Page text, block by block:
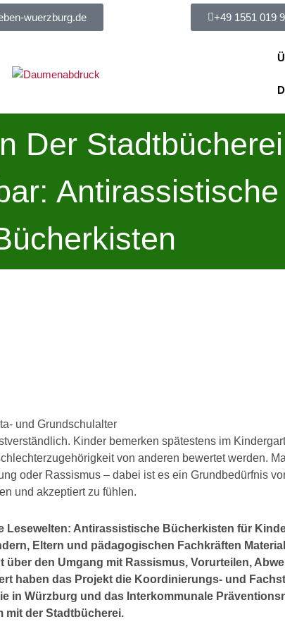
wuerzburg.de +49 1551 019
Der Stadtbücherei
Antirassistische
und Grundschulalter
Kinder bemerken spätestens im
von anderen bewertet werden.
oder Rassismus – dabei ist es ein Grundbedürfnis
und akzeptiert zu fühlen.
Lesewelten: Antirassistische Bücherkisten für
Eltern und pädagogischen Fachkräften
über den Umgang mit Rassismus, Vorurteilen,
haben das Projekt die Koordinierungs- und
in Würzburg und das Interkommunale
mit der Stadtbücherei.